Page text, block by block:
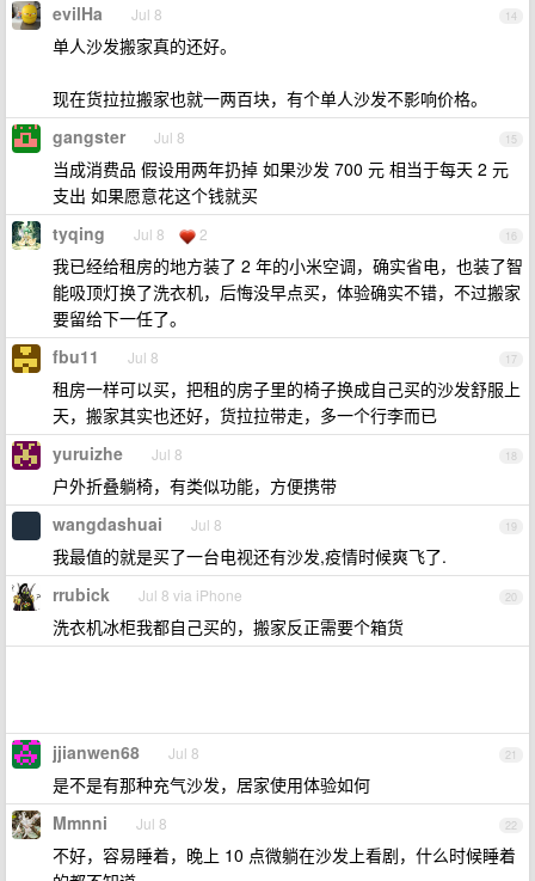
14
evilHa Jul 8
单人沙发搬家真的还好。
现在货拉拉搬家也就一两百块，有个单人沙发不影响价格。
15
gangster Jul 8
当成消费品 假设用两年扔掉 如果沙发 700 元 相当于每天 2 元
支出 如果愿意花这个钱就买
16
tyqing Jul 8 2
我已经给租房的地方装了 2 年的小米空调，确实省电，也装了智
能吸顶灯换了洗衣机，后悔没早点买，体验确实不错，不过搬家
要留给下一任了。
17
fbu11 Jul 8
租房一样可以买，把租的房子里的椅子换成自己买的沙发舒服上
天，搬家其实也还好，货拉拉带走，多一个行李而已
18
yuruizhe Jul 8
户外折叠躺椅，有类似功能，方便携带
19
wangdashuai Jul 8
我最值的就是买了一台电视还有沙发,疫情时候爽飞了.
20
rrubick Jul 8 via iPhone
洗衣机冰柜我都自己买的，搬家反正需要个箱货
21
jjianwen68 Jul 8
是不是有那种充气沙发，居家使用体验如何
22
Mmnni Jul 8
不好，容易睡着，晚上 10 点微躺在沙发上看剧，什么时候睡着